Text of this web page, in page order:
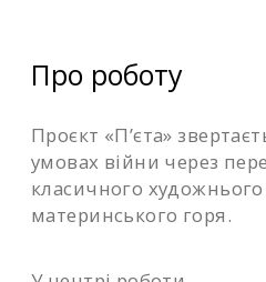
Про роботу
Проєкт «П’єта»
умовах війни через
класичного
материнського горя.